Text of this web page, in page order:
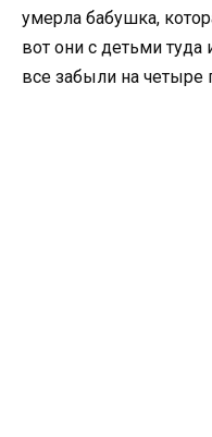
умерла бабушка,
вот они с детьми туда
все забыли на четыре